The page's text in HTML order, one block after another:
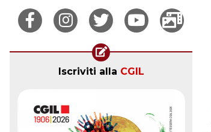
Iscriviti alla CGIL